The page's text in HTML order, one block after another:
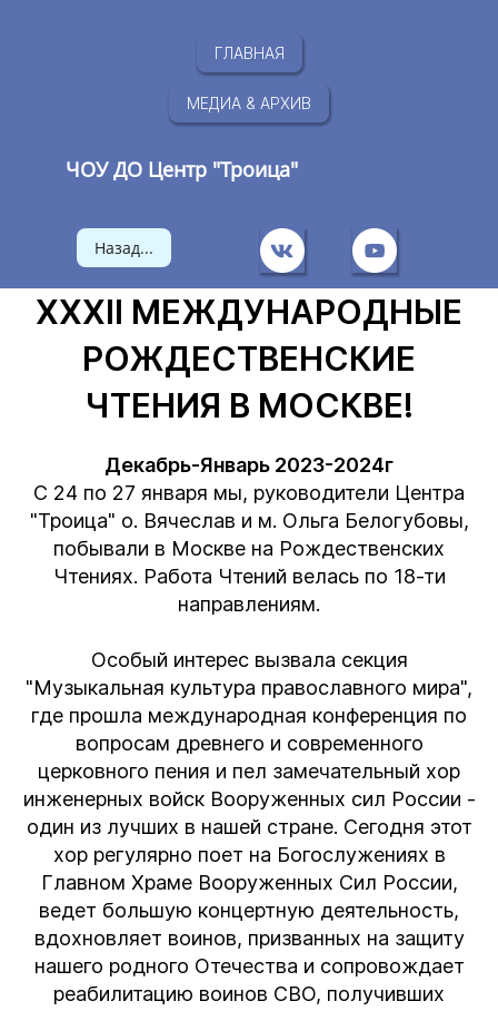
ГЛАВНАЯ
МЕДИА & АРХИВ
ЧОУ ДО Центр "Троица"
Назад...
XXXII МЕЖДУНАРОДНЫЕ
РОЖДЕСТВЕНСКИЕ
ЧТЕНИЯ В МОСКВЕ!
Декабрь-Январь 2023-2024г
С 24 по 27 января мы, руководители Центра
"Троица" о. Вячеслав и м. Ольга Белогубовы,
побывали в Москве на Рождественских
Чтениях. Работа Чтений велась по 18-ти
направлениям.
Особый интерес вызвала секция
"Музыкальная культура православного мира",
где прошла международная конференция по
вопросам древнего и современного
церковного пения и пел замечательный хор
инженерных войск Вооруженных сил России -
один из лучших в нашей стране. Сегодня этот
хор регулярно поет на Богослужениях в
Главном Храме Вооруженных Сил России,
ведет большую концертную деятельность,
вдохновляет воинов, призванных на защиту
нашего родного Отечества и сопровождает
реабилитацию воинов СВО, получивших